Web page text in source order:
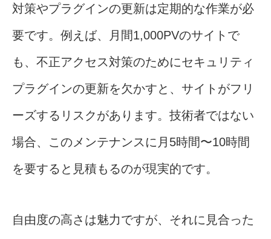
対策やプラグインの更新は定期的な作業が必
要です。例えば、月間1,000PVのサイトで
も、不正アクセス対策のためにセキュリティ
プラグインの更新を欠かすと、サイトがフリ
ーズするリスクがあります。技術者ではない
場合、このメンテナンスに月5時間〜10時間
を要すると見積もるのが現実的です。
自由度の高さは魅力ですが、それに見合った